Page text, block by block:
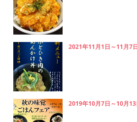
2021年11月1日～11月7
2019年10月7日～10月